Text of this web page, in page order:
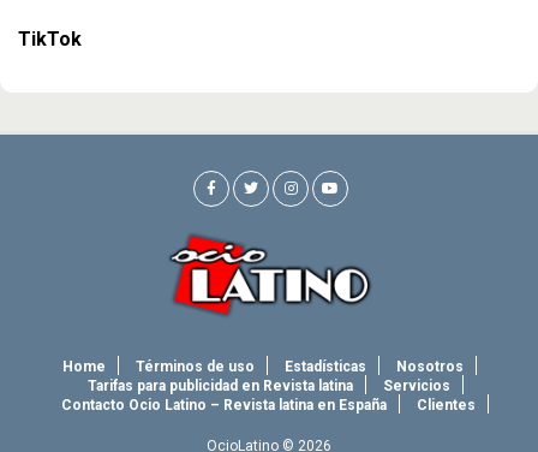
TikTok
Home Términos de uso Estadísticas
Nosotros
Tarifas para publicidad en Revista latina
Servicios
Contacto Ocio Latino – Revista latina en España
Clientes
OcioLatino © 2026